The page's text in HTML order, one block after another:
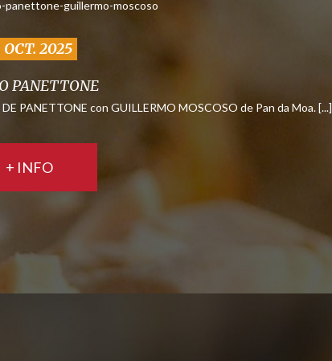
OCT. 2025
PANETTONE
PANETTONE con GUILLERMO MOSCOSO de Pan da Moa. [...]
+ INFO